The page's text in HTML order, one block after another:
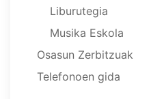
Liburutegia
Musika Eskola
Osasun Zerbitzuak
Telefonoen gida